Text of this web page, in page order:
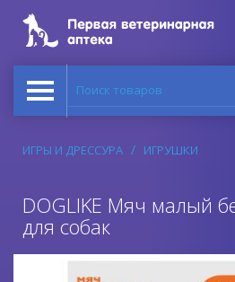
Поиск товаров
ИГРЫ И ДРЕССУРА ИГРУШКИ
DOGLIKE Мяч малый
для собак